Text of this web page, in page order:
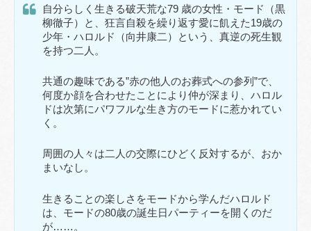
自分らしく生きる破天荒な79 歳の女性・モード（黒
柳徹子）と、狂言自殺を繰り返す愛に飢えた19歳の
少年・ハロルド（向井康二）という、真逆の死生観
を持つ二人。
共通の趣味である”赤の他人のお葬式への参列”で、
何度か顔を合わせたことにより仲が深まり、ハロル
ドは次第にパワフルな生き方のモードに惹かれてい
く。
周囲の人々は二人の交際にひどく反対するが、おか
まいなし。
生きることの楽しさをモードから学んだハロルド
は、モードの80歳の誕生日パーティーを開くのだ
が……。